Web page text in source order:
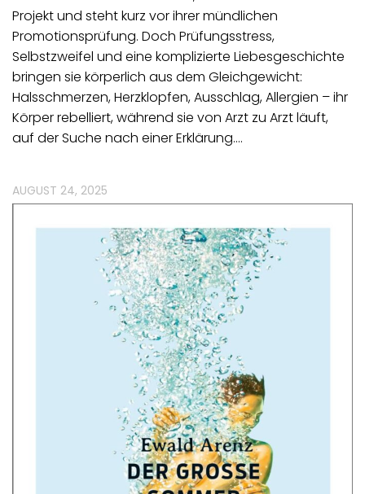
Projekt und steht kurz vor ihrer mündlichen
Promotionsprüfung. Doch Prüfungsstress,
Selbstzweifel und eine komplizierte Liebesgeschichte
bringen sie körperlich aus dem Gleichgewicht:
Halsschmerzen, Herzklopfen, Ausschlag, Allergien – ihr
Körper rebelliert, während sie von Arzt zu Arzt läuft,
auf der Suche nach einer Erklärung.…
AUGUST 24, 2025